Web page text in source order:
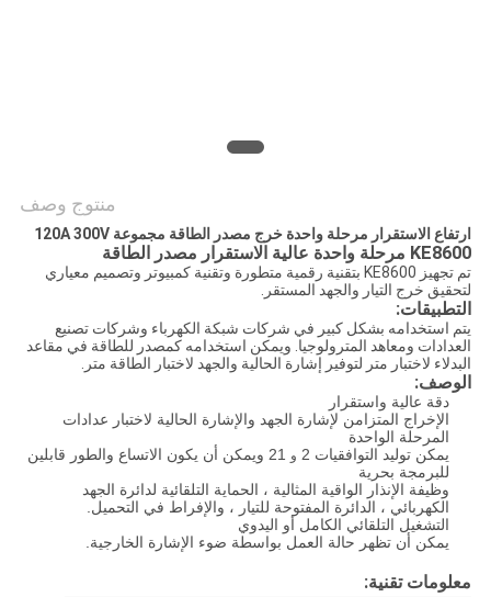
منتوج وصف
ارتفاع الاستقرار مرحلة واحدة خرج مصدر الطاقة مجموعة 120A 300V
KE8600 مرحلة واحدة عالية الاستقرار مصدر الطاقة
تم تجهيز KE8600 بتقنية رقمية متطورة وتقنية كمبيوتر وتصميم معياري
لتحقيق خرج التيار والجهد المستقر.
التطبيقات:
يتم استخدامه بشكل كبير في شركات شبكة الكهرباء وشركات تصنيع
العدادات ومعاهد المترولوجيا. ويمكن استخدامه كمصدر للطاقة في مقاعد
البدلاء لاختبار متر لتوفير إشارة الحالية والجهد لاختبار الطاقة متر.
الوصف:
دقة عالية واستقرار
الإخراج المتزامن لإشارة الجهد والإشارة الحالية لاختبار عدادات
المرحلة الواحدة
يمكن توليد التوافقيات 2
و
21 ويمكن أن يكون الاتساع والطور قابلين
للبرمجة بحرية
وظيفة الإنذار الواقية المثالية ، الحماية التلقائية لدائرة الجهد
الكهربائي ، الدائرة المفتوحة للتيار ، والإفراط في التحميل.
التشغيل التلقائي الكامل أو اليدوي
يمكن أن تظهر حالة العمل بواسطة ضوء الإشارة الخارجية.
معلومات تقنية: